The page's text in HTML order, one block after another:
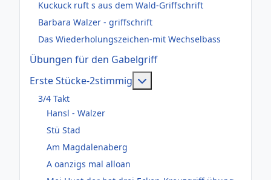
Kuckuck ruft s aus dem Wald-Griffschrift
Barbara Walzer - griffschrift
Das Wiederholungszeichen-mit Wechselbass
Übungen für den Gabelgriff
Erste Stücke-2stimmig
3/4 Takt
Hansl - Walzer
Stü Stad
Am Magdalenaberg
A oanzigs mal alloan